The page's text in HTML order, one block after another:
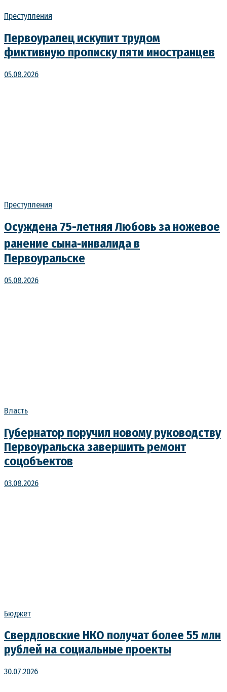
Преступления
Первоуралец искупит трудом
фиктивную прописку пяти иностранцев
05.08.2026
Преступления
Осуждена 75-летняя Любовь за ножевое
ранение сына‑инвалида в
Первоуральске
05.08.2026
Власть
Губернатор поручил новому руководству
Первоуральска завершить ремонт
соцобъектов
03.08.2026
Бюджет
Свердловские НКО получат более 55 млн
рублей на социальные проекты
30.07.2026